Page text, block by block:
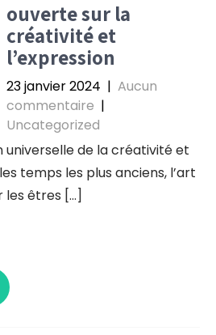
ouverte sur la
créativité et
l’expression
23 janvier 2024 | Aucun
commentaire |
Uncategorized
universelle de la créativité et
temps les plus anciens, l’art
les êtres […]